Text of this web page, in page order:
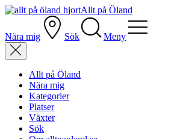
Allt på Öland
Nära mig Sök Meny
Allt på Öland
Nära mig
Kategorier
Platser
Växter
Sök